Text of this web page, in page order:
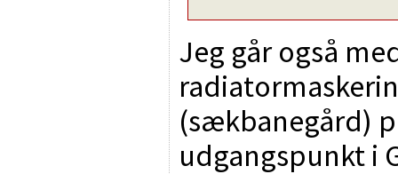
Jeg går også
(sækbanegård)
udgangspunkt i